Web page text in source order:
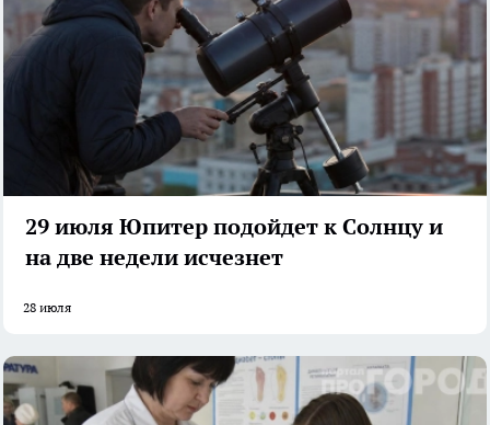
29 июля Юпитер подойдет к Солнцу и
на две недели исчезнет
28 июля